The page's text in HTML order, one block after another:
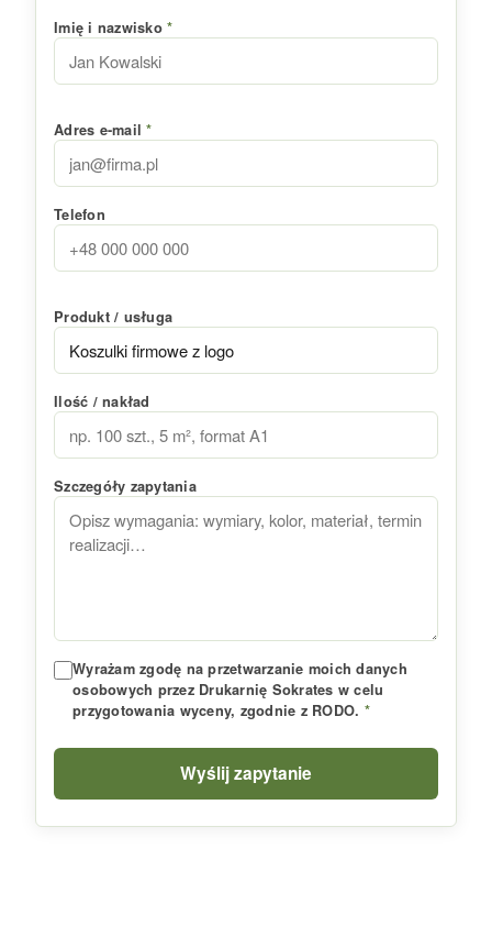
Imię i nazwisko*
Adres e-mail*
Telefon
Produkt / usługa
Ilość / nakład
Szczegóły zapytania
Wyrażam zgodę na przetwarzanie moich danych
osobowych przez Drukarnię Sokrates w celu
przygotowania wyceny, zgodnie z RODO. *
Wyślij zapytanie